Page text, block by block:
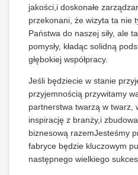
jakości,i doskonałe
przekonani, że wizyta ta nie
Państwa do naszej siły, ale
pomysły, kładąc solidną
głębokiej współpracy.
Jeśli będziecie w stanie
przyjemnością przywitamy
partnerstwa twarzą w twarz,
inspirację z branży,i
biznesową razemJesteśmy
fabryce będzie kluczowym
następnego wielkiego